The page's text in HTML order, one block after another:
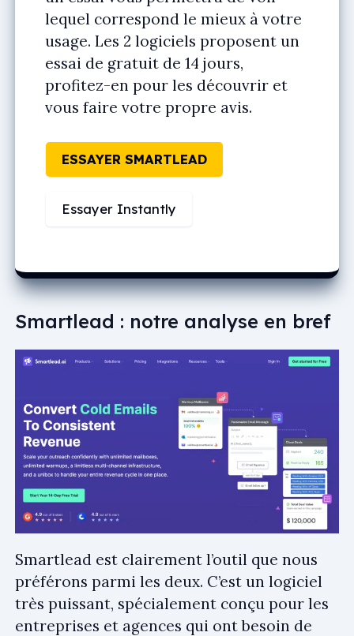
lequel correspond le mieux à votre
usage. Les 2 logiciels proposent un
essai de gratuit de 14 jours,
profitez-en pour les découvrir et
vous faire votre propre avis.
ESSAYER SMARTLEAD
Essayer Instantly
Smartlead : notre analyse en bref
Smartlead est clairement l’outil que nous
préférons parmi les deux. C’est un logiciel
très puissant, spécialement conçu pour les
entreprises et agences qui ont besoin de